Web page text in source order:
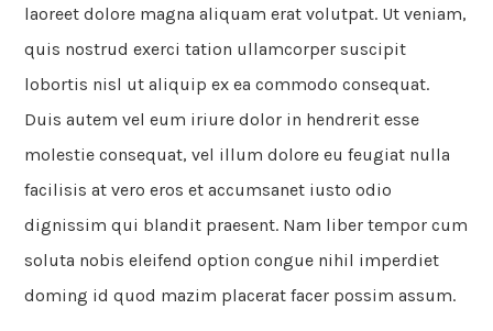
laoreet dolore magna aliquam erat volutpat. Ut veniam,
quis nostrud exerci tation ullamcorper suscipit
lobortis nisl ut aliquip ex ea commodo consequat.
Duis autem vel eum iriure dolor in hendrerit esse
molestie consequat, vel illum dolore eu feugiat nulla
facilisis at vero eros et accumsanet iusto odio
dignissim qui blandit praesent. Nam liber tempor cum
soluta nobis eleifend option congue nihil imperdiet
doming id quod mazim placerat facer possim assum.